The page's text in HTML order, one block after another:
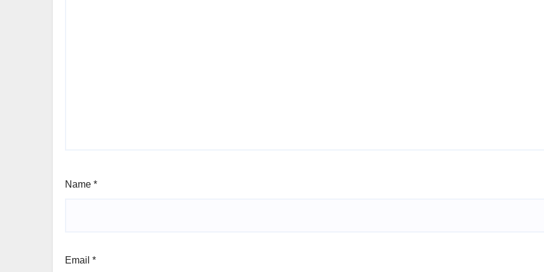
Name *
Email *